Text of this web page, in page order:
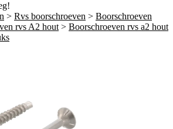
> Rvs boorschroeven > Boorschroeven
rvs A2 hout > Boorschroeven rvs a2 hout